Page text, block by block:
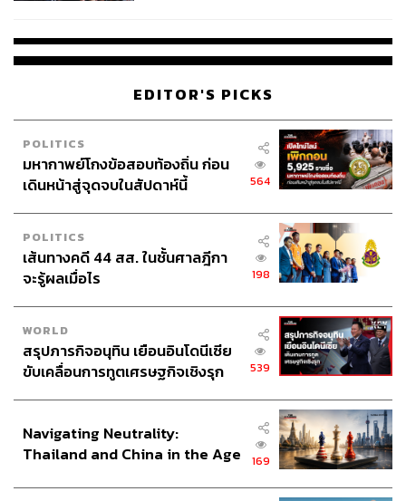
Market Focus กนง.
Federal Reserve
เศรษฐกิจไทย
USA China GDP
อัตราดอกเบี้ย
ศูนย์วิจัยเศรษฐกิจและธุรกิจ ธนาคารไทยพาณิชย์ (SCB
EIC)
เศรษฐกิจโลก
217
ABOUT THE AUTHOR
ศูนย์วิจัยเศรษฐกิจและธุรกิจ (SCB EIC)
EDITOR'S PICKS
POLITICS
มหากาพย์โกงข้อสอบท้องถิ่น ก่อน
เดินหน้าสู่จุดจบในสัปดาห์นี้
564
POLITICS
เส้นทางคดี 44 สส. ในชั้นศาลฎีกา
จะรู้ผลเมื่อไร
198
WORLD
สรุปภารกิจอนุทิน เยือนอินโดนีเซีย
ขับเคลื่อนการทูตเศรษฐกิจเชิงรุก
539
Navigating Neutrality:
Thailand and China in the Age
169